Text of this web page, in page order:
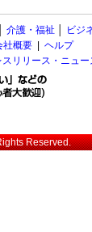
介護・福祉
ビジ
概要
ヘルプ
スリリース・ニュー
Reserved.